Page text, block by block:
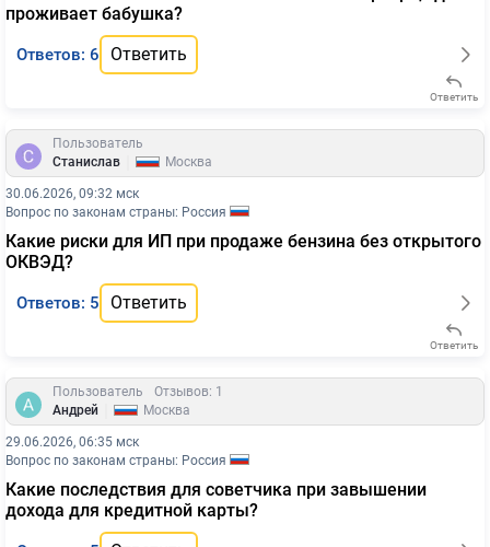
проживает бабушка?
Ответов: 6 Ответить
Ответить
Пользователь
Станислав
Москва
30.06.2026, 09:32 мск
Вопрос по законам страны: Россия
Какие риски для ИП при продаже бензина без открытого
ОКВЭД?
Ответов: 5 Ответить
Ответить
Пользователь
Отзывов: 1
Андрей
Москва
29.06.2026, 06:35 мск
Вопрос по законам страны: Россия
Какие последствия для советчика при завышении
дохода для кредитной карты?